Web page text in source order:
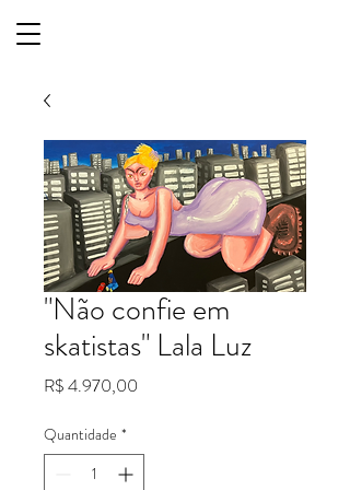
"Não confie em
skatistas" Lala Luz
R$ 4.970,00
Quantidade *